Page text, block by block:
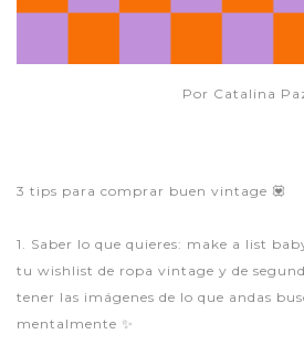
Por Catalina
3 tips para comprar buen vintage 💟
1. Saber lo que quieres: make a list
tu wishlist de ropa vintage y de
tener las imágenes de lo que andas
mentalmente ✨